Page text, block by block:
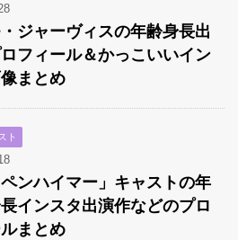
ジャーヴィスの年齢身長出
フィール＆かっこいいイン
まとめ
ト
ペンハイマー」キャストの年
インスタ出演作などのプロ
まとめ